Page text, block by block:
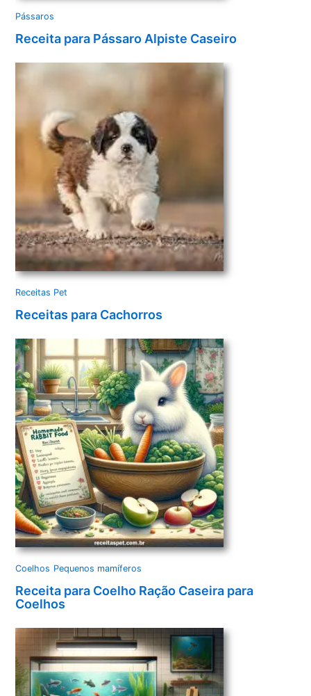
Pássaros
Receita para Pássaro Alpiste Caseiro
Receitas Pet
Receitas para Cachorros
Coelhos Pequenos mamíferos
Receita para Coelho Ração Caseira para
Coelhos